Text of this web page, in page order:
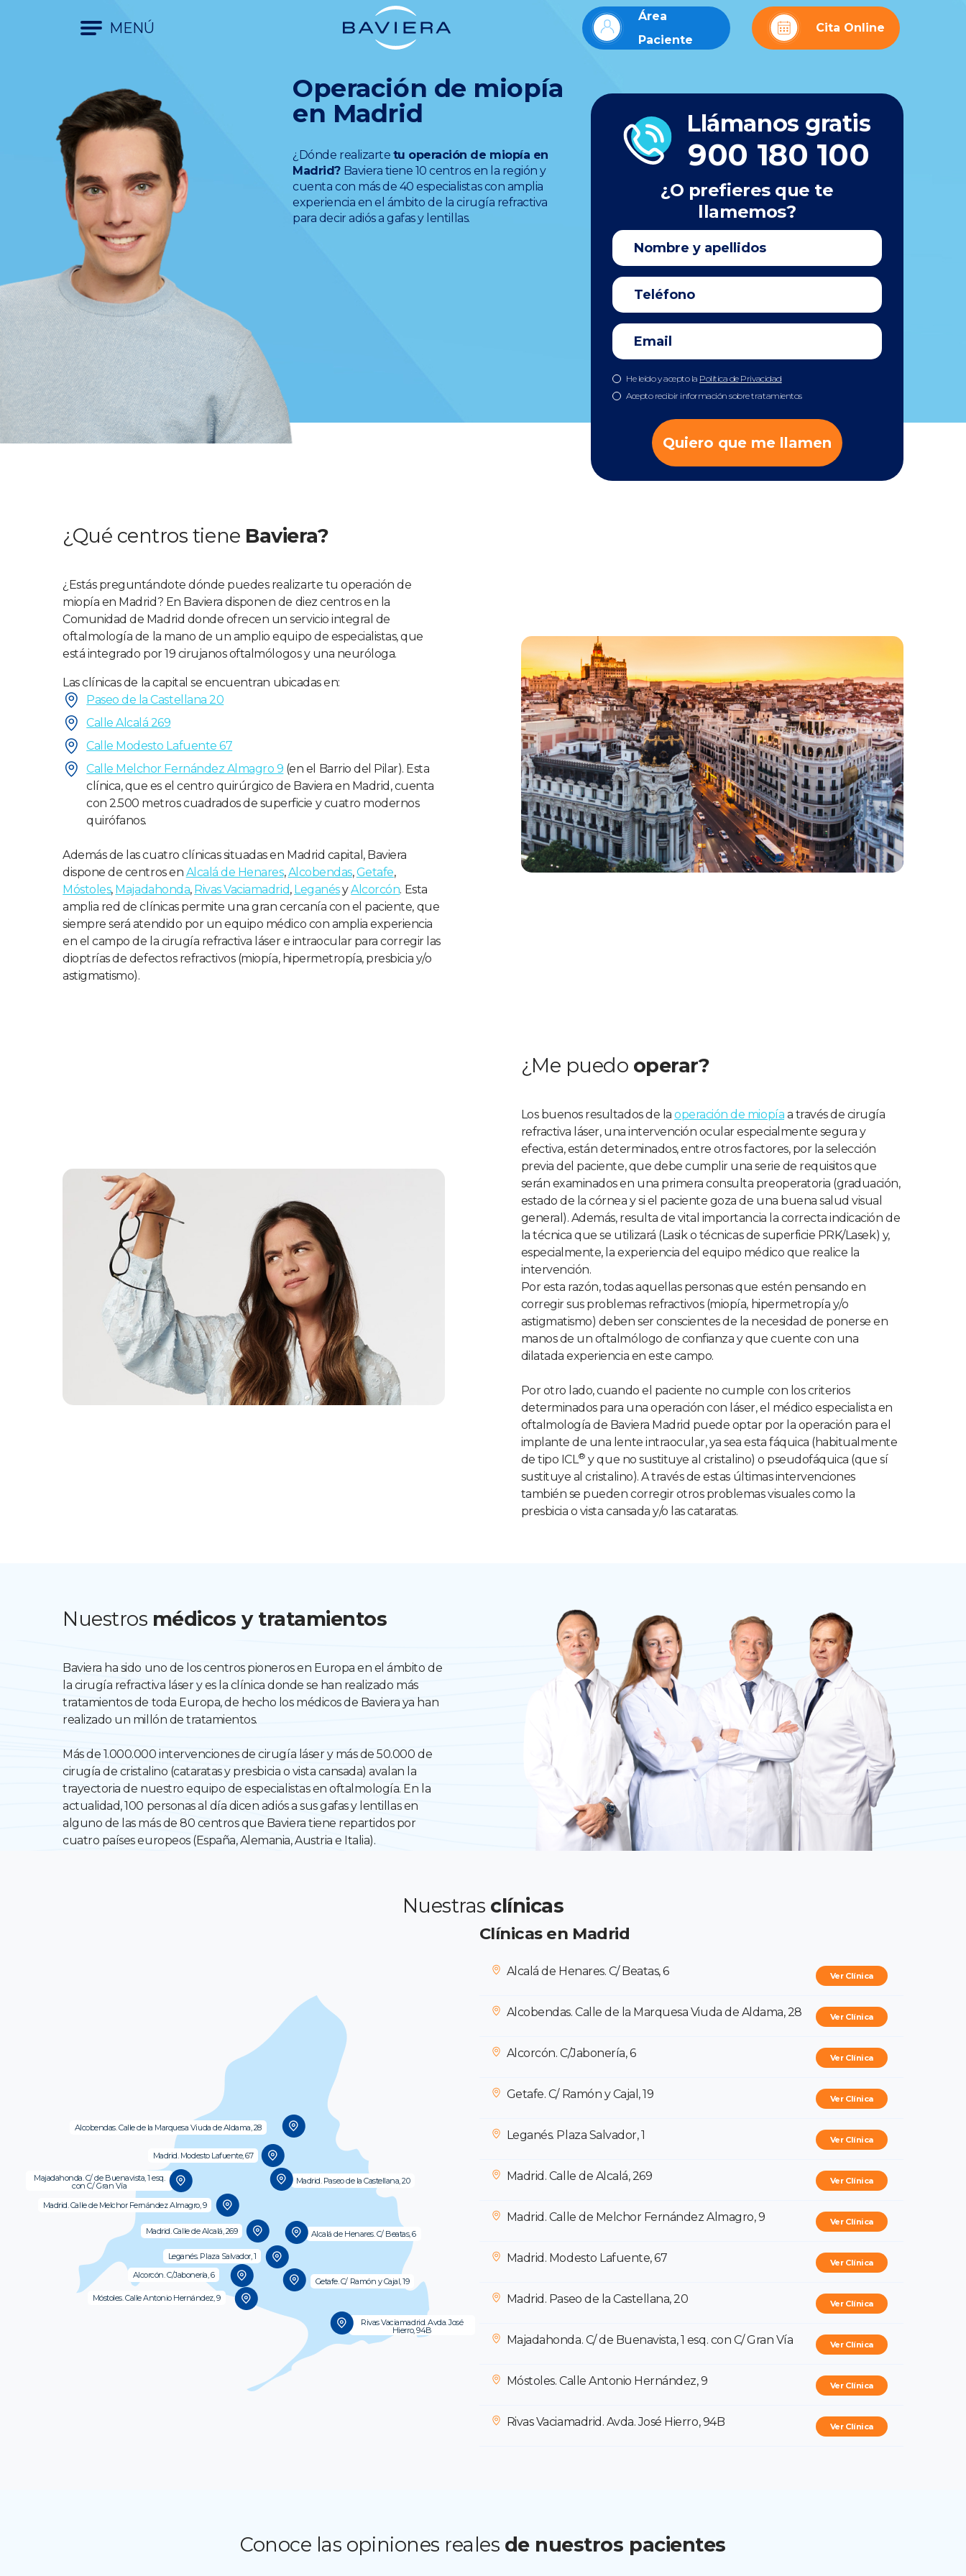
MENÚ
Área
Paciente
Cita Online
Operación de miopía
en Madrid
¿Dónde realizarte tu operación de miopía en
Madrid? Baviera tiene 10 centros en la región y
cuenta con más de 40 especialistas con amplia
experiencia en el ámbito de la cirugía refractiva
para decir adiós a gafas y lentillas.
Llámanos gratis
900 180 100
¿O prefieres que te
llamemos?
He leído y acepto la Política de Privacidad
Acepto recibir información sobre tratamientos
Quiero que me llamen
¿Qué centros tiene Baviera?
¿Estás preguntándote dónde puedes realizarte tu operación de
miopía en Madrid? En Baviera disponen de diez centros en la
Comunidad de Madrid donde ofrecen un servicio integral de
oftalmología de la mano de un amplio equipo de especialistas, que
está integrado por 19 cirujanos oftalmólogos y una neuróloga.
Las clínicas de la capital se encuentran ubicadas en:
Paseo de la Castellana 20
Calle Alcalá 269
Calle Modesto Lafuente 67
Calle Melchor Fernández Almagro 9 (en el Barrio del Pilar). Esta
clínica, que es el centro quirúrgico de Baviera en Madrid, cuenta
con 2.500 metros cuadrados de superficie y cuatro modernos
quirófanos.
Además de las cuatro clínicas situadas en Madrid capital, Baviera
dispone de centros en Alcalá de Henares,Alcobendas,Getafe,
Móstoles, Majadahonda, Rivas Vaciamadrid, LeganésyAlcorcón. Esta
amplia red de clínicas permite una gran cercanía con el paciente, que
siempre será atendido por un equipo médico con amplia experiencia
en el campo de la cirugía refractiva láser e intraocular para corregir las
dioptrías de defectos refractivos (miopía, hipermetropía, presbicia y/o
astigmatismo).
¿Me puedo operar?
Los buenos resultados de laoperación de miopía a través de cirugía
refractiva láser, una intervención ocular especialmente segura y
efectiva, están determinados, entre otros factores, por la selección
previa del paciente, que debe cumplir una serie de requisitos que
serán examinados en una primera consulta preoperatoria (graduación,
estado de la córnea y si el paciente goza de una buena salud visual
general). Además, resulta de vital importancia la correcta indicación de
la técnica que se utilizará (Lasik o técnicas de superficie PRK/Lasek) y,
especialmente, la experiencia del equipo médico que realice la
intervención.
Por esta razón, todas aquellas personas que estén pensando en
corregir sus problemas refractivos (miopía, hipermetropía y/o
astigmatismo) deben ser conscientes de la necesidad de ponerse en
manos de un oftalmólogo de confianza y que cuente con una
dilatada experiencia en este campo.
Por otro lado, cuando el paciente no cumple con los criterios
determinados para una operación con láser, el médico especialista en
oftalmología de Baviera Madrid puede optar por la operación para el
implante de una lente intraocular, ya sea esta fáquica (habitualmente
de tipo ICL® y que no sustituye al cristalino) o pseudofáquica (que sí
sustituye al cristalino). A través de estas últimas intervenciones
también se pueden corregir otros problemas visuales como la
presbicia o vista cansada y/o las cataratas.
Nuestros médicos y tratamientos
Baviera ha sido uno de los centros pioneros en Europa en el ámbito de
la cirugía refractiva láser y es la clínica donde se han realizado más
tratamientos de toda Europa, de hecho los médicos de Baviera ya han
realizado un millón de tratamientos.
Más de 1.000.000 intervenciones de cirugía láser y más de 50.000 de
cirugía de cristalino (cataratas y presbicia o vista cansada) avalan la
trayectoria de nuestro equipo de especialistas en oftalmología. En la
actualidad, 100 personas al día dicen adiós a sus gafas y lentillas en
alguno de las más de 80 centros que Baviera tiene repartidos por
cuatro países europeos (España, Alemania, Austria e Italia).
Nuestras clínicas
Alcalá de Henares. C/ Beatas, 6
Alcobendas. Calle de la Marquesa Viuda de Aldama, 28
Alcorcón. C/Jabonería, 6
Getafe. C/ Ramón y Cajal, 19
Leganés. Plaza Salvador, 1
Madrid. Calle de Alcalá, 269
Madrid. Calle de Melchor Fernández Almagro, 9
Madrid. Modesto Lafuente, 67
Madrid. Paseo de la Castellana, 20
Majadahonda. C/ de Buenavista, 1 esq.
con C/ Gran Vía
Móstoles. Calle Antonio Hernández, 9
Rivas Vaciamadrid. Avda. José
Hierro, 94B
Clínicas en Madrid
Alcalá de Henares. C/ Beatas, 6 Ver Clínica
Alcobendas. Calle de la Marquesa Viuda de Aldama, 28 Ver Clínica
Alcorcón. C/Jabonería, 6 Ver Clínica
Getafe. C/ Ramón y Cajal, 19 Ver Clínica
Leganés. Plaza Salvador, 1 Ver Clínica
Madrid. Calle de Alcalá, 269 Ver Clínica
Madrid. Calle de Melchor Fernández Almagro, 9 Ver Clínica
Madrid. Modesto Lafuente, 67 Ver Clínica
Madrid. Paseo de la Castellana, 20 Ver Clínica
Majadahonda. C/ de Buenavista, 1 esq. con C/ Gran Vía Ver Clínica
Móstoles. Calle Antonio Hernández, 9 Ver Clínica
Rivas Vaciamadrid. Avda. José Hierro, 94B Ver Clínica
Conoce las opiniones reales de nuestros pacientes